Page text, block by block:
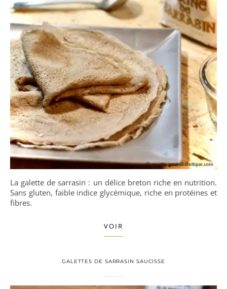
La galette de sarrasin : un délice breton riche en nutrition.
Sans gluten, faible indice glycémique, riche en protéines et
fibres.
VOIR
GALETTES DE SARRASIN SAUCISSE